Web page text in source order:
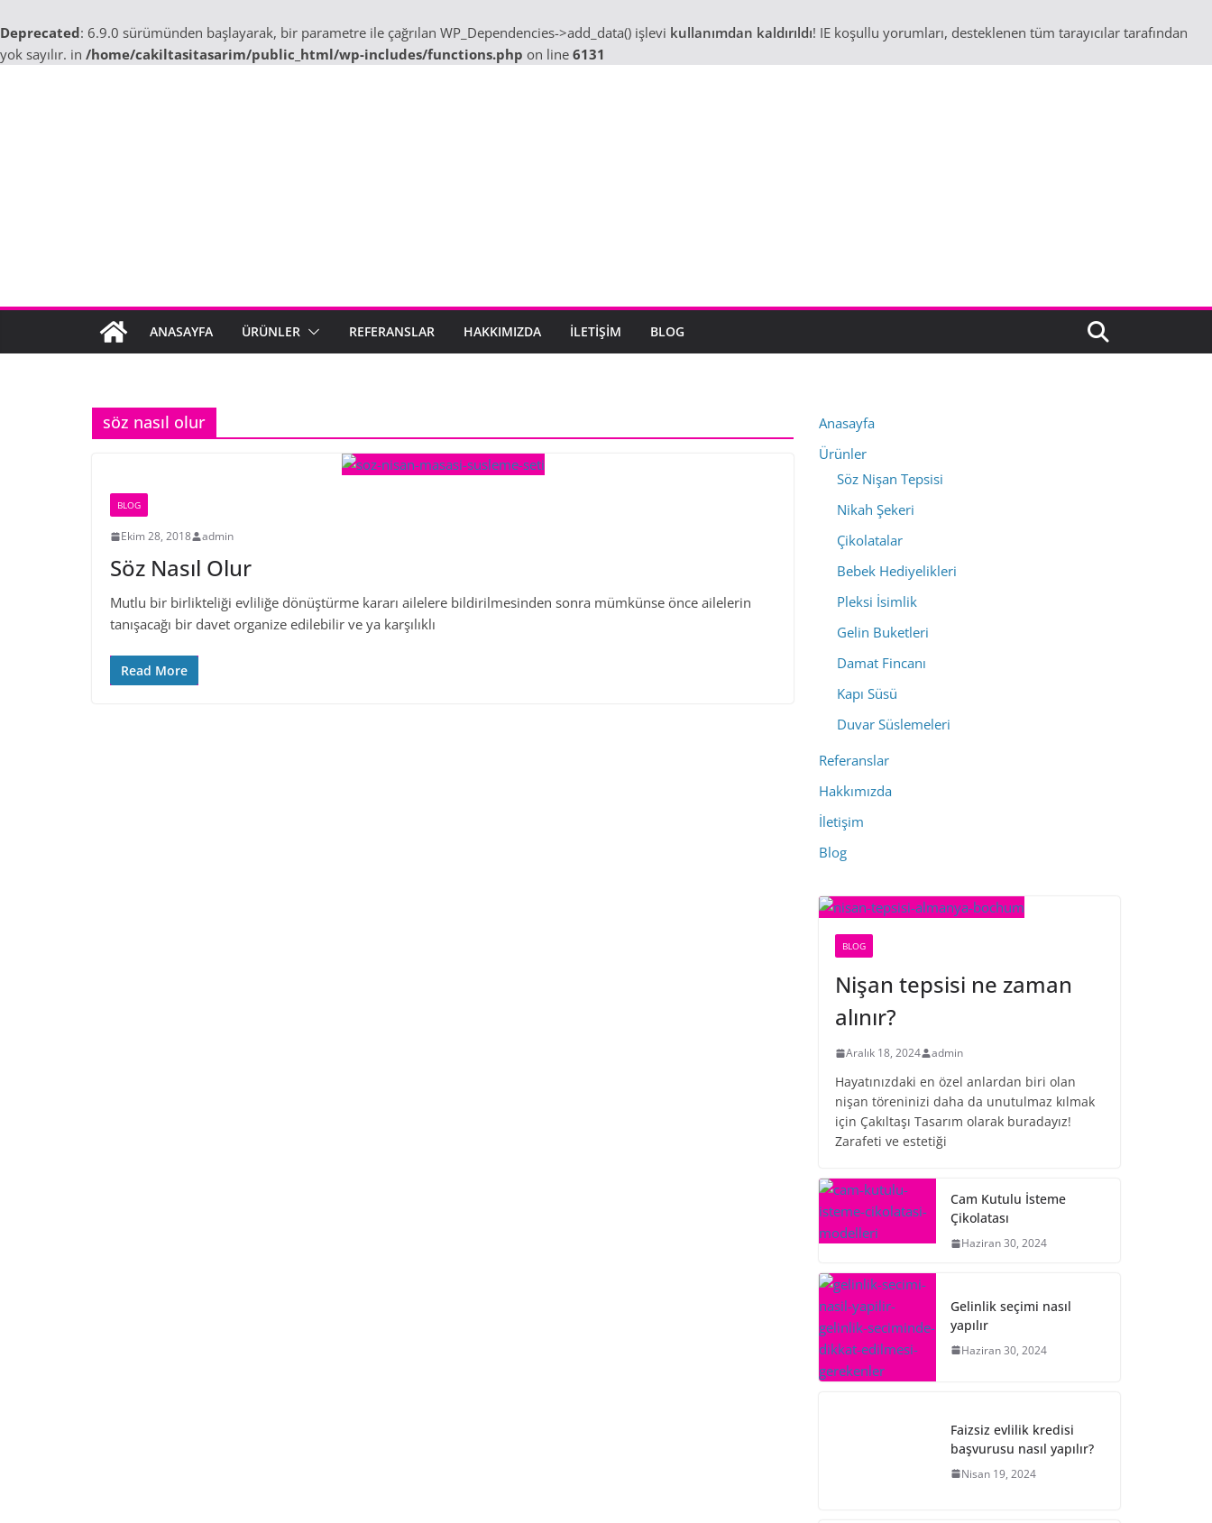
Deprecated: 6.9.0 sürümünden başlayarak, bir parametre ile çağrılan WP_Dependencies->add_data() işlevi kullanımdan kaldırıldı! IE koşullu yorumları, desteklenen tüm tarayıcılar tarafından
yok sayılır. in /home/cakiltasitasarim/public_html/wp-includes/functions.php on line 6131
ANASAYFA ÜRÜNLER REFERANSLAR HAKKIMIZDA İLETIŞIM BLOG
söz nasıl olur
BLOG
Ekim 28, 2018 admin
Söz Nasıl Olur
Mutlu bir birlikteliği evliliğe dönüştürme kararı ailelere bildirilmesinden sonra mümkünse önce ailelerin
tanışacağı bir davet organize edilebilir ve ya karşılıklı
Read More
Anasayfa
Ürünler
Söz Nişan Tepsisi
Nikah Şekeri
Çikolatalar
Bebek Hediyelikleri
Pleksi İsimlik
Gelin Buketleri
Damat Fincanı
Kapı Süsü
Duvar Süslemeleri
Referanslar
Hakkımızda
İletişim
Blog
BLOG
Nişan tepsisi ne zaman
alınır?
Aralık 18, 2024 admin
Hayatınızdaki en özel anlardan biri olan
nişan töreninizi daha da unutulmaz kılmak
için Çakıltaşı Tasarım olarak buradayız!
Zarafeti ve estetiği
Cam Kutulu İsteme
Çikolatası
Haziran 30, 2024
Gelinlik seçimi nasıl
yapılır
Haziran 30, 2024
Faizsiz evlilik kredisi
başvurusu nasıl yapılır?
Nisan 19, 2024